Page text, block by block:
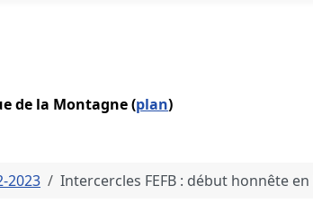
de la Montagne (plan)
2023 Intercercles FEFB : début honnête en